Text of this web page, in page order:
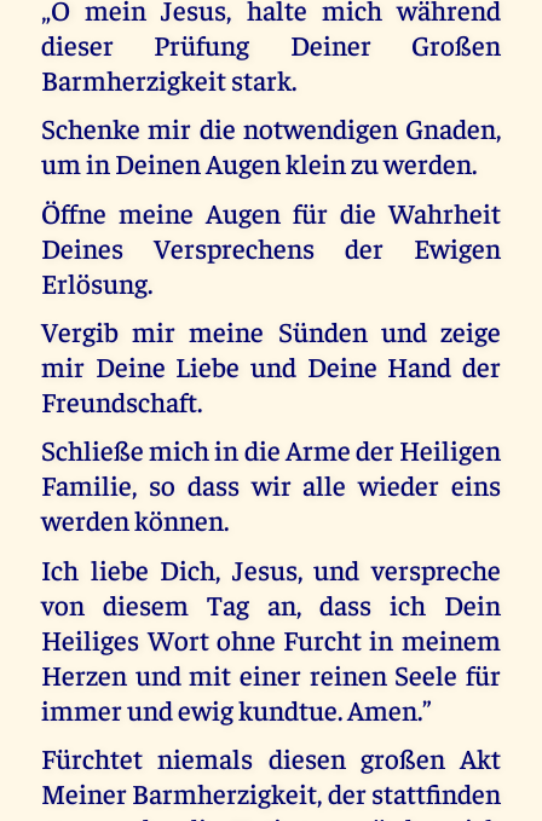
„O mein Jesus, halte mich während
dieser Prüfung Deiner Großen
Barmherzigkeit stark.
Schenke mir die notwendigen Gnaden,
um in Deinen Augen klein zu werden.
Öffne meine Augen für die Wahrheit
Deines Versprechens der Ewigen
Erlösung.
Vergib mir meine Sünden und zeige
mir Deine Liebe und Deine Hand der
Freundschaft.
Schließe mich in die Arme der Heiligen
Familie, so dass wir alle wieder eins
werden können.
Ich liebe Dich, Jesus, und verspreche
von diesem Tag an, dass ich Dein
Heiliges Wort ohne Furcht in meinem
Herzen und mit einer reinen Seele für
immer und ewig kundtue. Amen.”
Fürchtet niemals diesen großen Akt
Meiner Barmherzigkeit, der stattfinden